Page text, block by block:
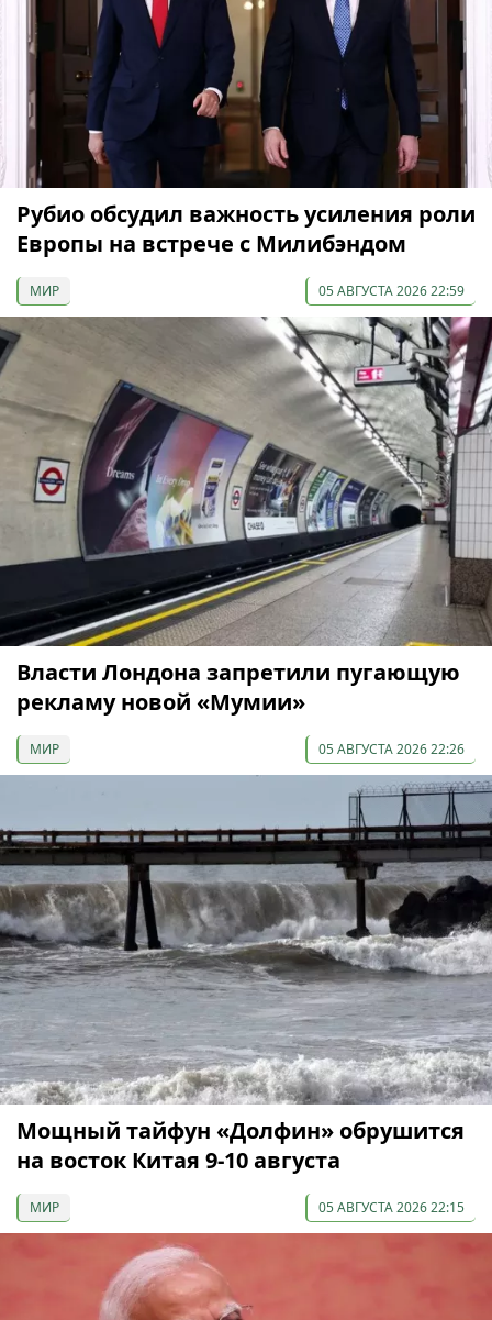
Рубио обсудил важность усиления роли
Европы на встрече с Милибэндом
МИР 05 АВГУСТА 2026 22:59
Власти Лондона запретили пугающую
рекламу новой «Мумии»
МИР 05 АВГУСТА 2026 22:26
Мощный тайфун «Долфин» обрушится
на восток Китая 9-10 августа
МИР 05 АВГУСТА 2026 22:15